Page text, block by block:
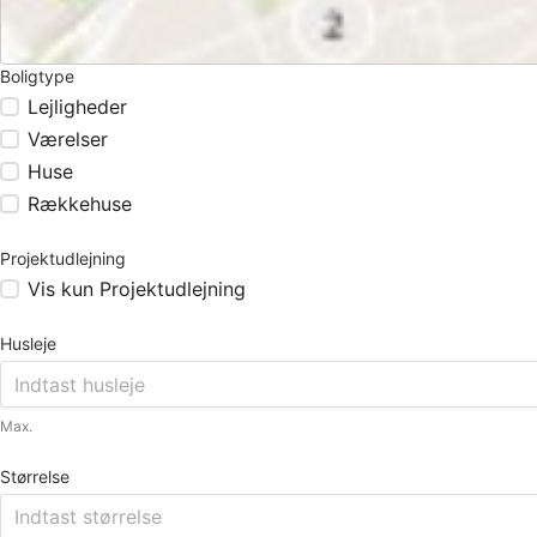
Boligtype
Lejligheder
Værelser
Huse
Rækkehuse
Projektudlejning
Vis kun Projektudlejning
Husleje
Max.
Størrelse